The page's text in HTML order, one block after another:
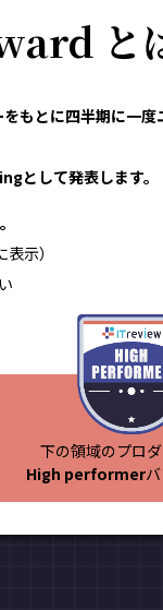
と
とに四半期に一度
として発表します。
示）
下の領域のプロ
High performer